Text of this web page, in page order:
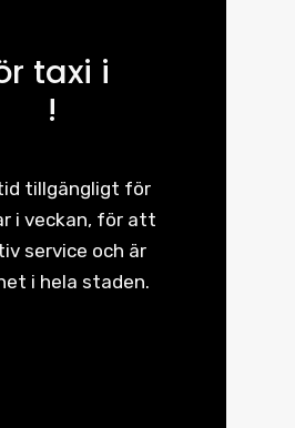
taxi i
!
tillgängligt för
i veckan, för att
service och är
i hela staden.